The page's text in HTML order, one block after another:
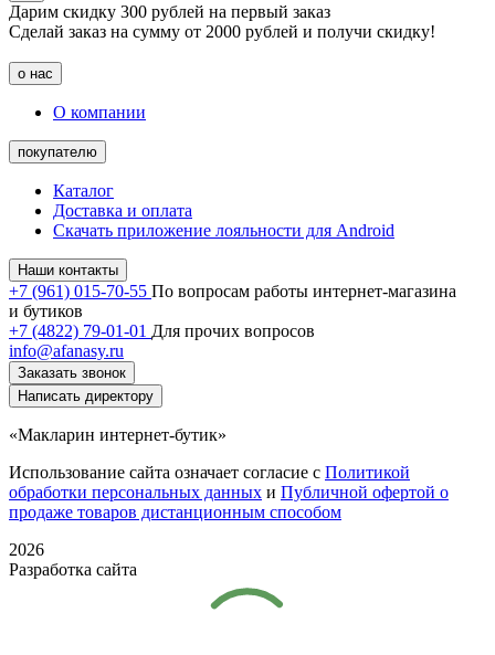
Дарим скидку 300 рублей на первый заказ
Сделай заказ на сумму от 2000 рублей и получи скидку!
о нас
О компании
покупателю
Каталог
Доставка и оплата
Скачать приложение лояльности для Android
Наши контакты
+7 (961) 015-70-55 По вопросам работы интернет-магазина
и бутиков
+7 (4822) 79-01-01 Для прочих вопросов
info@afanasy.ru
Заказать звонок
Написать директору
«Макларин интернет-бутик»
Использование сайта означает согласие с Политикой
обработки персональных данных и Публичной офертой о
продаже товаров дистанционным способом
2026
Разработка сайта